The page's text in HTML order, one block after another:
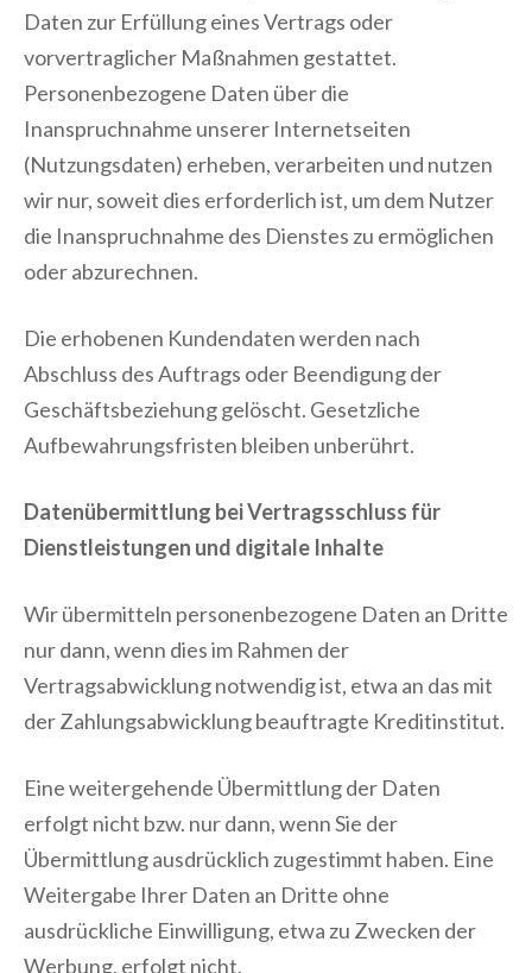
Daten zur Erfüllung eines Vertrags oder
vorvertraglicher Maßnahmen gestattet.
Personenbezogene Daten über die
Inanspruchnahme unserer Internetseiten
(Nutzungsdaten) erheben, verarbeiten und nutzen
wir nur, soweit dies erforderlich ist, um dem Nutzer
die Inanspruchnahme des Dienstes zu ermöglichen
oder abzurechnen.
Die erhobenen Kundendaten werden nach
Abschluss des Auftrags oder Beendigung der
Geschäftsbeziehung gelöscht. Gesetzliche
Aufbewahrungsfristen bleiben unberührt.
Datenübermittlung bei Vertragsschluss für
Dienstleistungen und digitale Inhalte
Wir übermitteln personenbezogene Daten an Dritte
nur dann, wenn dies im Rahmen der
Vertragsabwicklung notwendig ist, etwa an das mit
der Zahlungsabwicklung beauftragte Kreditinstitut.
Eine weitergehende Übermittlung der Daten
erfolgt nicht bzw. nur dann, wenn Sie der
Übermittlung ausdrücklich zugestimmt haben. Eine
Weitergabe Ihrer Daten an Dritte ohne
ausdrückliche Einwilligung, etwa zu Zwecken der
Werbung, erfolgt nicht.